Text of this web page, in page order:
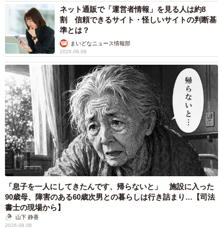
ネット通販で「運営者情報」を見る人は約8
割 信頼できるサイト・怪しいサイトの判断基
準とは？
まいどなニュース情報部
2026.08.08
「息子を一人にしてきたんです、帰らないと」 施設に入った
90歳母、障害のある60歳次男との暮らしは行き詰まり…【司法
書士の現場から】
山下 静香
2026.08.08